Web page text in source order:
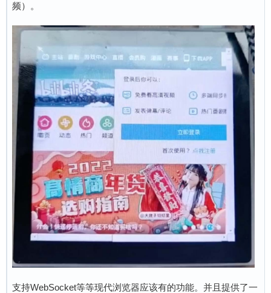
频）。
支持WebSocket等等现代浏览器应该有的功能。并且提供了一